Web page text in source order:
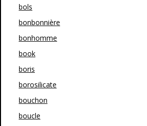
bols
bonbonnière
bonhomme
book
boris
borosilicate
bouchon
boucle